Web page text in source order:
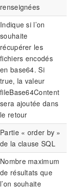
renseignées
Indique si l’on
souhaite
récupérer les
fichiers encodés
en base64. Si
true, la valeur
fileBase64Content
sera ajoutée dans
le retour
Partie « order by »
de la clause SQL
Nombre maximum
de résultats que
l’on souhaite